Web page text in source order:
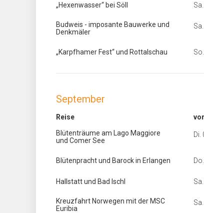
„Hexenwasser“ bei Söll
Budweis - imposante Bauwerke und
Denkmäler
„Karpfhamer Fest“ und Rottalschau
September
Reise
Blütenträume am Lago Maggiore
und Comer See
Di.
Blütenpracht und Barock in Erlangen
Hallstatt und Bad Ischl
Kreuzfahrt Norwegen mit der MSC
Euribia